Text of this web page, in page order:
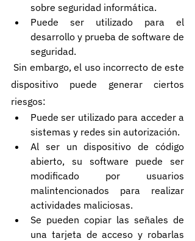
sobre seguridad informática.
Puede ser utilizado para el
desarrollo y prueba de software de
seguridad.
dispositivo puede generar ciertos
riesgos:
Puede ser utilizado para acceder a
sistemas y redes sin autorización.
Al ser un dispositivo de código
abierto, su software puede ser
modificado por usuarios
malintencionados para realizar
actividades maliciosas.
Se pueden copiar las señales de
una tarjeta de acceso y robarlas